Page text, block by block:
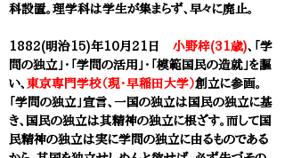
科設置。理学科は学生が集まらず、早々に廃止。
1882(明治15)年10月21日 小野梓(31歳)、「学
問の独立」・「学問の活用」・「模範国民の造就」を謳
い、 東京専門学校（現・早稲田大学）創立に参画。
「学問の独立」宣言、一国の独立は国民の独立に基
き、国民の独立は其精神の独立に根ざす。而して国
民精神の独立は実に学問の独立に由るものである